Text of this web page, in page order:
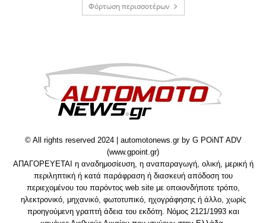
Φόρτωση περισσοτέρων
© All rights reserved 2024 | automotonews.gr by G POiNT ADV
(www.gpoint.gr)
ΑΠΑΓΟΡΕΥΕΤΑΙ η αναδημοσίευση, η αναπαραγωγή, ολική, μερική ή
περιληπτική ή κατά παράφραση ή διασκευή απόδοση του
περιεχομένου του παρόντος web site με οποιονδήποτε τρόπο,
ηλεκτρονικό, μηχανικό, φωτοτυπικό, ηχογράφησης ή άλλο, χωρίς
προηγούμενη γραπτή άδεια του εκδότη. Νόμος 2121/1993 και